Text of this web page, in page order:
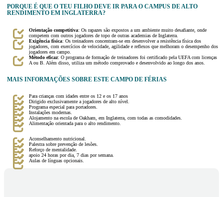
PORQUE É QUE O TEU FILHO DEVE IR PARA O CAMPUS DE ALTO
RENDIMENTO EM INGLATERRA?
Orientação competitiva: Os rapazes são expostos a um ambiente muito desafiante, onde
competem com outros jogadores de topo de outras academias de Inglaterra.
Exigência física: Os treinadores concentram-se em desenvolver a resistência física dos
jogadores, com exercícios de velocidade, agilidade e reflexos que melhoram o desempenho dos
jogadores em campo.
Método eficaz: O programa de formação de treinadores foi certificado pela UEFA com licenças
A ou B. Além disso, utiliza um método comprovado e desenvolvido ao longo dos anos.
MAIS INFORMAÇÕES SOBRE ESTE CAMPO DE FÉRIAS
Para crianças com idades entre os 12 e os 17 anos
Dirigido exclusivamente a jogadores de alto nível.
Programa especial para portadores.
Instalações modernas.
Alojamento na escola de Oakham, em Inglaterra, com todas as comodidades.
Alimentação orientada para o alto rendimento.
Aconselhamento nutricional.
Palestra sobre prevenção de lesões.
Reforço de mentalidade.
apoio 24 horas por dia, 7 dias por semana.
Aulas de línguas opcionais.